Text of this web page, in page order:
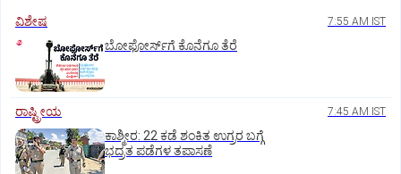
ವಿಶೇಷ 7:55 AM IST
ಬೋಫೋರ್ಸ್‌ಗೆ ಕೊನೆಗೂ ತೆರೆ
ರಾಷ್ಟ್ರೀಯ 7:45 AM IST
ಕಾಶ್ಮೀರ: 22 ಕಡೆ ಶಂಕಿತ ಉಗ್ರರ ಬಗ್ಗೆ
ಭದ್ರತ ಪಡೆಗಳ ತಪಾಸಣೆ